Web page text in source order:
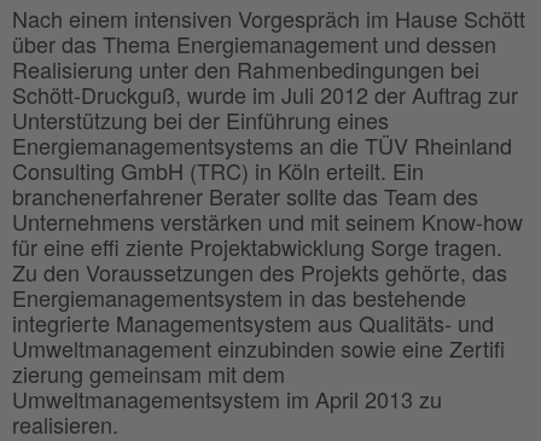
Nach einem intensiven Vorgespräch im Hause Schött
über das Thema Energiemanagement und dessen
Realisierung unter den Rahmenbedingungen bei
Schött-Druckguß, wurde im Juli 2012 der Auftrag zur
Unterstützung bei der Einführung eines
Energiemanagementsystems an die TÜV Rheinland
Consulting GmbH (TRC) in Köln erteilt. Ein
branchenerfahrener Berater sollte das Team des
Unternehmens verstärken und mit seinem Know-how
für eine effi ziente Projektabwicklung Sorge tragen.
Zu den Voraussetzungen des Projekts gehörte, das
Energiemanagementsystem in das bestehende
integrierte Managementsystem aus Qualitäts- und
Umweltmanagement einzubinden sowie eine Zertifi
zierung gemeinsam mit dem
Umweltmanagementsystem im April 2013 zu
realisieren.